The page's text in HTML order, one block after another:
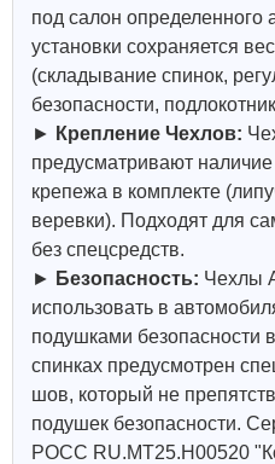
под салон определенного
установки сохраняется
(складывание спинок,
безопасности,
► Крепление Чехлов:
предусматривают
крепежа в комплекте
веревки). Подходят для
без спецсредств.
► Безопасность: Чехлы
использовать в
подушками безопасности
спинках предусмотрен
шов, который не
подушек безопасности.
РОСС RU.МТ25.Н00520